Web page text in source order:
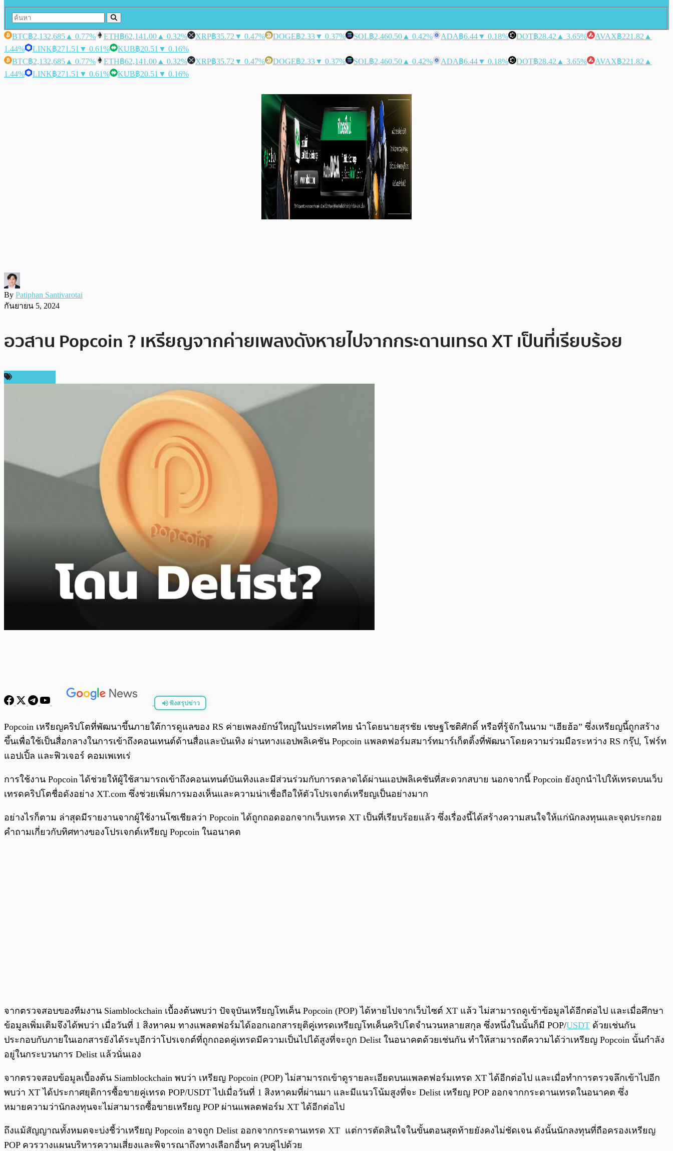
BTC฿2,132,685 ▲ 0.77% ETH฿62,141.00 ▲ 0.32% XRP฿35.72 ▼ 0.47% DOGE฿2.33▼ 0.37% SOL฿2,460.50 ▲ 0.42% ADA฿6.44▼ 0.18% DOT฿28.42 ▲ 3.65% AVAX฿221.82 ▲
1.44%
LINK฿271.51 ▼ 0.61% KUB฿20.51 ▼ 0.16%
BTC฿2,132,685 ▲ 0.77% ETH฿62,141.00 ▲ 0.32% XRP฿35.72 ▼ 0.47% DOGE฿2.33▼ 0.37% SOL฿2,460.50 ▲ 0.42% ADA฿6.44▼ 0.18% DOT฿28.42 ▲ 3.65% AVAX฿221.82 ▲
1.44%
LINK฿271.51 ▼ 0.61% KUB฿20.51 ▼ 0.16%
By Patiphan Santivarotai
กันยายน 5, 2024
อวสาน Popcoin ? เหรียญจากค่ายเพลงดังหายไปจากกระดานเทรด XT เป็นที่เรียบร้อย
ฟังสรุปข่าว
พร้อมเล่น 0:00 0:00
Popcoin เหรียญคริปโตที่พัฒนาขึ้นภายใต้การดูแลของ RS ค่ายเพลงยักษ์ใหญ่ในประเทศไทย นำโดยนายสุรชัย เชษฐโชติศักดิ์ หรือที่รู้จักในนาม “เฮียฮ้อ” ซึ่งเหรียญนี้ถูกสร้าง
ขึ้นเพื่อใช้เป็นสื่อกลางในการเข้าถึงคอนเทนต์ด้านสื่อและบันเทิง ผ่านทางแอปพลิเคชัน Popcoin แพลตฟอร์มสมาร์ทมาร์เก็ตติ้งที่พัฒนาโดยความร่วมมือระหว่าง RS กรุ๊ป, โฟร์ท
แอปเปิ้ล และฟิวเจอร์ คอมเพเทเร่
การใช้งาน Popcoin ได้ช่วยให้ผู้ใช้สามารถเข้าถึงคอนเทนต์บันเทิงและมีส่วนร่วมกับการตลาดได้ผ่านแอปพลิเคชันที่สะดวกสบาย นอกจากนี้ Popcoin ยังถูกนำไปให้เทรดบนเว็บ
เทรดคริปโตชื่อดังอย่าง XT.com ซึ่งช่วยเพิ่มการมองเห็นและความน่าเชื่อถือให้ตัวโปรเจกต์เหรียญเป็นอย่างมาก
อย่างไรก็ตาม ล่าสุดมีรายงานจากผู้ใช้งานโซเชียลว่า Popcoin ได้ถูกถอดออกจากเว็บเทรด XT เป็นที่เรียบร้อยแล้ว ซึ่งเรื่องนี้ได้สร้างความสนใจให้แก่นักลงทุนและจุดประกอย
คำถามเกี่ยวกับทิศทางของโปรเจกต์เหรียญ Popcoin ในอนาคต
จากตรวจสอบของทีมงาน Siamblockchain เบื้องต้นพบว่า ปัจจุบันเหรียญโทเค็น Popcoin (POP) ได้หายไปจากเว็บไซต์ XT แล้ว ไม่สามารถดูเข้าข้อมูลได้อีกต่อไป และเมื่อศึกษา
ข้อมูลเพิ่มเติมจึงได้พบว่า เมื่อวันที่ 1 สิงหาคม ทางแพลตฟอร์มได้ออกเอกสารยุติคู่เทรดเหรียญโทเค็นคริปโตจำนวนหลายสกุล ซึ่งหนึ่งในนั้นก็มี POP/USDT ด้วยเช่นกัน
ประกอบกับภายในเอกสารยังได้ระบุอีกว่าโปรเจกต์ที่ถูกถอดคู่เทรดมีความเป็นไปได้สูงที่จะถูก Delist ในอนาคตด้วยเช่นกัน ทำให้สามารถตีความได้ว่าเหรียญ Popcoin นั้นกำลัง
อยู่ในกระบวนการ Delist แล้วนั่นเอง
จากตรวจสอบข้อมูลเบื้องต้น Siamblockchain พบว่า เหรียญ Popcoin (POP) ไม่สามารถเข้าดูรายละเอียดบนแพลตฟอร์มเทรด XT ได้อีกต่อไป และเมื่อทำการตรวจลึกเข้าไปอีก
พบว่า XT ได้ประกาศยุติการซื้อขายคู่เทรด POP/USDT ไปเมื่อวันที่ 1 สิงหาคมที่ผ่านมา และมีแนวโน้มสูงที่จะ Delist เหรียญ POP ออกจากกระดานเทรดในอนาคต ซึ่ง
หมายความว่านักลงทุนจะไม่สามารถซื้อขายเหรียญ POP ผ่านแพลตฟอร์ม XT ได้อีกต่อไป
ถึงแม้สัญญาณทั้งหมดจะบ่งชี้ว่าเหรียญ Popcoin อาจถูก Delist ออกจากกระดานเทรด XT แต่การตัดสินใจในขั้นตอนสุดท้ายยังคงไม่ชัดเจน ดังนั้นนักลงทุนที่ถือครองเหรียญ
POP ควรวางแผนบริหารความเสี่ยงและพิจารณาถึงทางเลือกอื่นๆ ควบคู่ไปด้วย